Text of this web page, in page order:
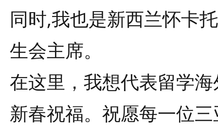
同时,我也是新西兰怀卡
生会主席。
在这里，我想代表留学
新春祝福。祝愿每一位